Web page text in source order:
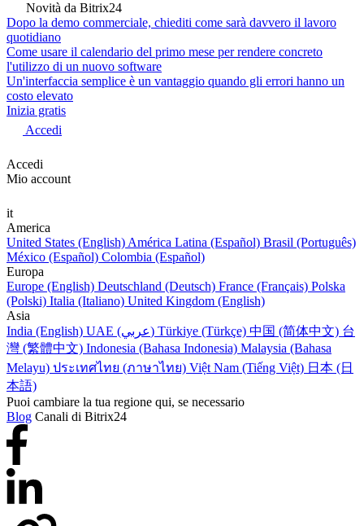
Novità da Bitrix24
Dopo la demo commerciale, chiediti come sarà davvero il lavoro
quotidiano
Come usare il calendario del primo mese per rendere concreto
l'utilizzo di un nuovo software
Un'interfaccia semplice è un vantaggio quando gli errori hanno un
costo elevato
Inizia gratis
Accedi
Accedi
Mio account
it
America
United States (English) América Latina (Español) Brasil (Português)
México (Español) Colombia (Español)
Europa
Europe (English) Deutschland (Deutsch) France (Français) Polska
(Polski) Italia (Italiano) United Kingdom (English)
Asia
India (English)
UAE (عربي) Türkiye (Türkçe) 中国 (简体中文) 台
灣 (繁體中文) Indonesia (Bahasa Indonesia) Malaysia (Bahasa
Melayu) ประเทศไทย (ภาษาไทย) Việt Nam (Tiếng Việt) 日本 (日
本語)
Puoi cambiare la tua regione qui, se necessario
Blog Canali di Bitrix24